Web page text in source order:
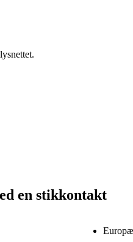
en stikkontakt